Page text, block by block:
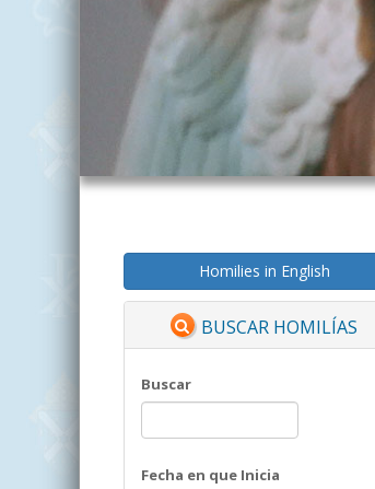
Homilies in English
BUSCAR HOMILÍAS
Buscar
Fecha en que Inicia